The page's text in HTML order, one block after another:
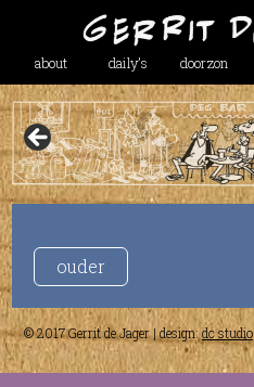
about daily’s doorzon
ouder
© 2017 Gerrit de Jager | design:dc studio